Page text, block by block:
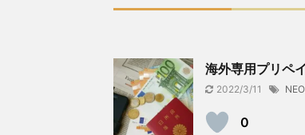
海外専用プリペ
2022/3/11
0